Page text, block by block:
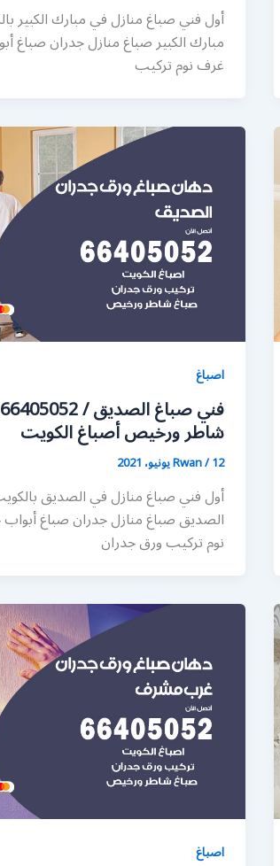
أول فني صباغ منازل في مبارك الكبير
مبارك الكبير صباغ منازل جدران
غرف نوم تركيب
اصباغ
شاطر ورخيص أصباغ الكويت
Rwan/12 يونيو، 2021
أول فني صباغ منازل في الصديق
الصديق صباغ منازل جدران صباغ
نوم تركيب ورق جدران
اصباغ